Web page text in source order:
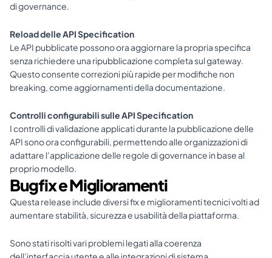
di governance.
Reload delle API Specification
Le API pubblicate possono ora aggiornare la propria specifica
senza richiedere una ripubblicazione completa sul gateway.
Questo consente correzioni più rapide per modifiche non
breaking, come aggiornamenti della documentazione.
Controlli configurabili sulle API Specification
I controlli di validazione applicati durante la pubblicazione delle
API sono ora configurabili, permettendo alle organizzazioni di
adattare l’applicazione delle regole di governance in base al
proprio modello.
Bugfix e Miglioramenti
Questa release include diversi fix e miglioramenti tecnici volti ad
aumentare stabilità, sicurezza e usabilità della piattaforma.
Sono stati risolti vari problemi legati alla coerenza